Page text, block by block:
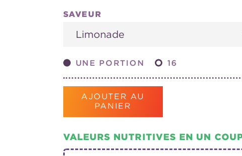
SAVEUR
UNE PORTION 16
AJOUTER AU
PANIER
VALEURS NUTRITIVES EN UN